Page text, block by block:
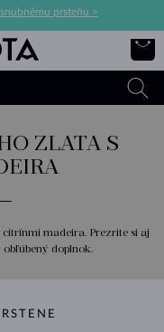
prsteňu >
ZLATA S
madeira. Prezrite si aj
doplnok.